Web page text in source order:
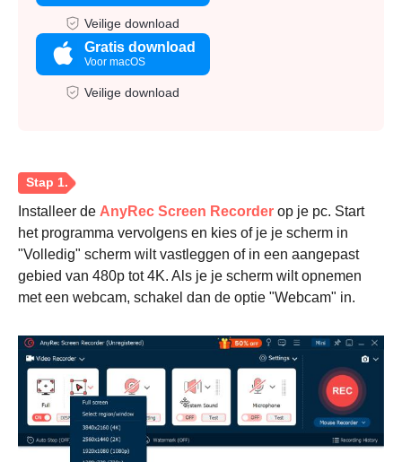
Veilige download
Gratis download
Voor macOS
Veilige download
Installeer de AnyRec Screen Recorder op je pc. Start
het programma vervolgens en kies of je je scherm in
"Volledig" scherm wilt vastleggen of in een aangepast
gebied van 480p tot 4K. Als je je scherm wilt opnemen
met een webcam, schakel dan de optie "Webcam" in.